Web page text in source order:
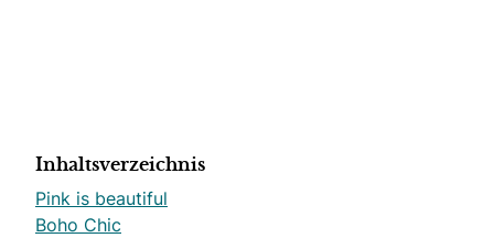
Inhaltsverzeichnis
Pink is beautiful
Boho Chic